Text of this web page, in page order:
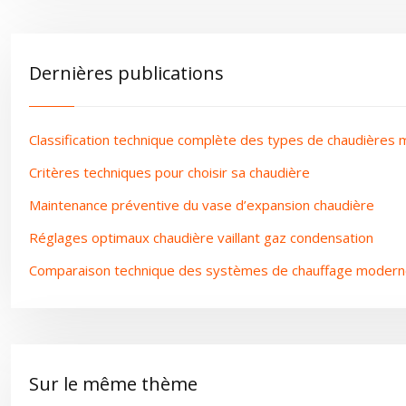
Dernières publications
Classification technique complète des types de chaudières
Critères techniques pour choisir sa chaudière
Maintenance préventive du vase d’expansion chaudière
Réglages optimaux chaudière vaillant gaz condensation
Comparaison technique des systèmes de chauffage
Sur le même thème